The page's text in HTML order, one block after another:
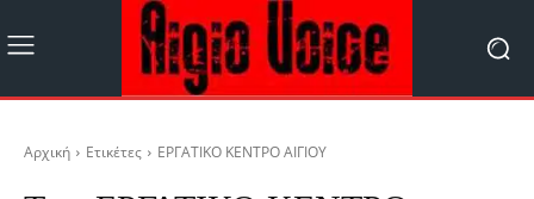
Αρχική Ετικέτες ΕΡΓΑΤΙΚΟ ΚΕΝΤΡΟ ΑΙΓΙΟΥ